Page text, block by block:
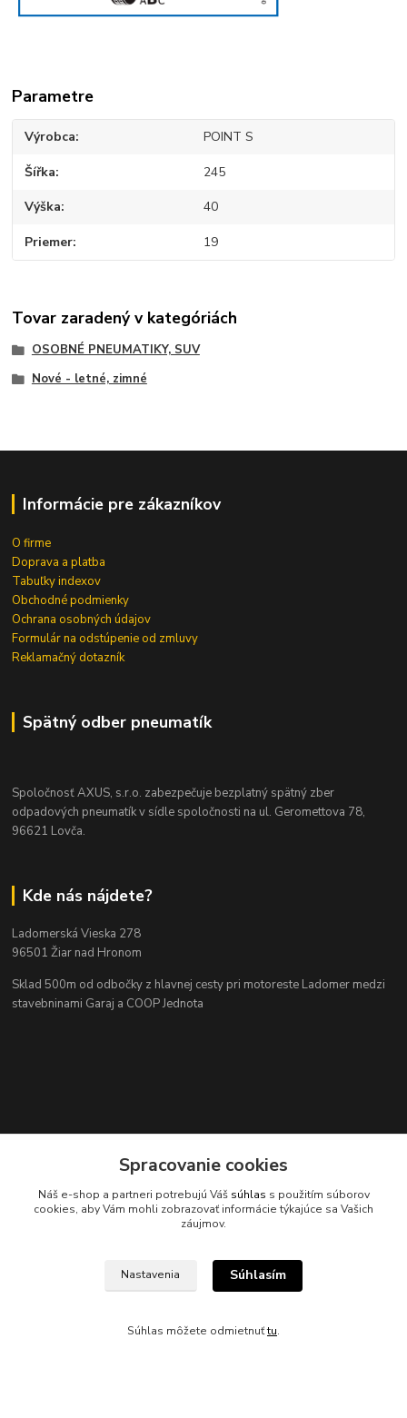
Parametre
Výrobca POINT S
Šířka 245
Výška 40
Priemer 19
Tovar zaradený v kategóriách
OSOBNÉ PNEUMATIKY, SUV
Nové - letné, zimné
Informácie pre zákazníkov
O firme
Doprava a platba
Tabuľky indexov
Obchodné podmienky
Ochrana osobných údajov
Formulár na odstúpenie od zmluvy
Reklamačný dotazník
Spätný odber pneumatík
Spoločnosť AXUS, s.r.o. zabezpečuje bezplatný spätný zber
odpadových pneumatík v sídle spoločnosti na ul. Geromettova 78,
96621 Lovča.
Kde nás nájdete?
Ladomerská Vieska 278
96501 Žiar nad Hronom
Sklad 500m od odbočky z hlavnej cesty pri motoreste Ladomer medzi
stavebninami Garaj a COOP Jednota
Kontakty
axuspneu@gmail.com
Spracovanie cookies
Náš e-shop a partneri potrebujú Váš súhlas s použitím súborov
cookies, aby Vám mohli zobrazovať informácie týkajúce sa Vašich
záujmov.
Nastavenia Súhlasím
Súhlas môžete odmietnuťtu.